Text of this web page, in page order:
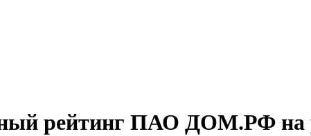
рейтинг ПАО ДОМ.РФ на